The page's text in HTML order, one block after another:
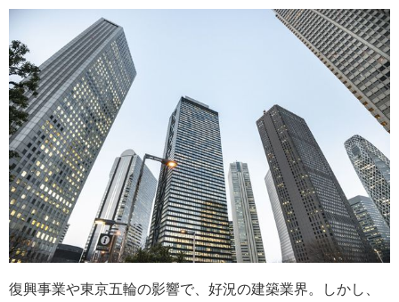
復興事業や東京五輪の影響で、好況の建築業界。しかし、